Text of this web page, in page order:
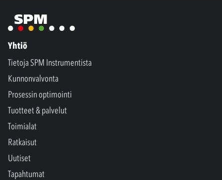
Yhtiö
Tietoja SPM Instrumentista
Kunnonvalvonta
Prosessin optimointi
Tuotteet & palvelut
Toimialat
Ratkaisut
Uutiset
Tapahtumat